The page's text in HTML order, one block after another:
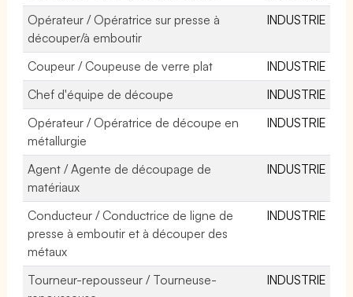
Opérateur / Opératrice sur presse à
découper/à emboutir
INDUSTRIE
Coupeur / Coupeuse de verre plat
INDUSTRIE
Chef d'équipe de découpe
INDUSTRIE
Opérateur / Opératrice de découpe en
métallurgie
INDUSTRIE
Agent / Agente de découpage de
matériaux
INDUSTRIE
Conducteur / Conductrice de ligne de
presse à emboutir et à découper des
métaux
INDUSTRIE
Tourneur-repousseur / Tourneuse-
INDUSTRIE